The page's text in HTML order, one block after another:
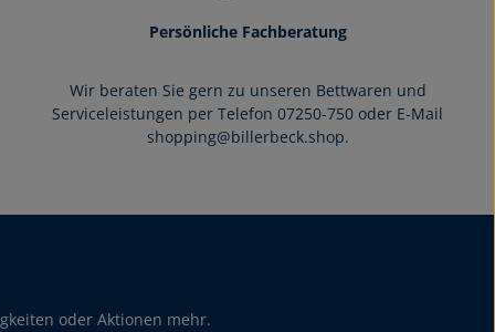
Persönliche Fachberatung
Wir beraten Sie gern zu unseren Bettwaren und
Serviceleistungen per Telefon 07250-750 oder E-Mail
shopping@billerbeck.shop.
oder Aktionen mehr.